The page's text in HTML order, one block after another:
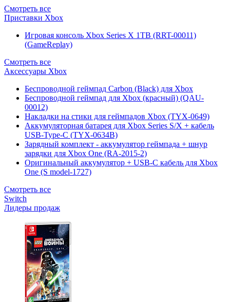
Смотреть все
Приставки Xbox
Игровая консоль Xbox Series X 1TB (RRT-00011)
(GameReplay)
Смотреть все
Аксессуары Xbox
Беспроводной геймпад Carbon (Black) для Xbox
Беспроводной геймпад для Xbox (красный) (QAU-
00012)
Накладки на стики для геймпадов Xbox (TYX-0649)
Аккумуляторная батарея для Xbox Series S/X + кабель
USB-Type-C (TYX-0634B)
Зарядный комплект - аккумулятор геймпада + шнур
зарядки для Xbox One (RA-2015-2)
Оригинальный аккумулятор + USB-C кабель для Xbox
One (S model-1727)
Смотреть все
Switch
Лидеры продаж